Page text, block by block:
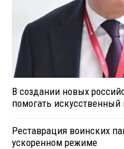
В создании новых
помогать искусственный
Реставрация воинских
ускоренном режиме